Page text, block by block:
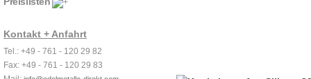
Kontakt + Anfahrt
Tel.: +49 - 761 - 120 29 82
Fax: +49 - 761 - 120 29 83